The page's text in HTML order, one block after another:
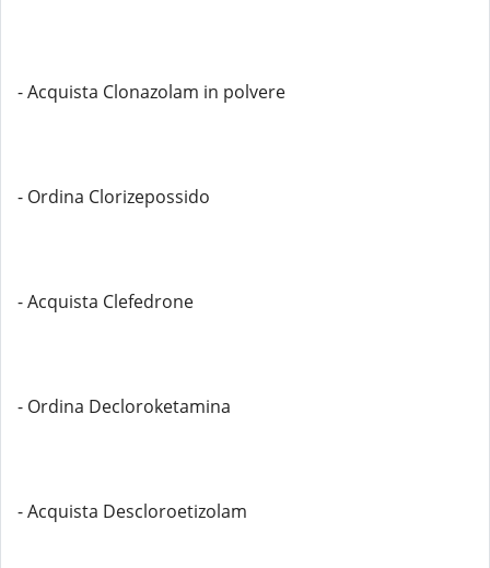
- Acquista Clonazolam in polvere
- Ordina Clorizepossido
- Acquista Clefedrone
- Ordina Decloroketamina
- Acquista Descloroetizolam